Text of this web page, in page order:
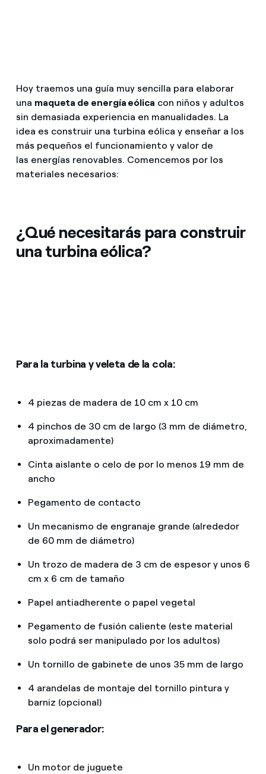
Ofertas para autónomos y Pymes
¿Gestionas varias comunidades de propietarios?
Compromiso
Blog
Estafas telefónicas
Hoy traemos una guía muy sencilla para elaborar
una maqueta de energía eólica con niños y adultos
sin demasiada experiencia en manualidades. La
idea es construir una turbina eólica y enseñar a los
más pequeños el funcionamiento y valor de
las energías renovables. Comencemos por los
materiales necesarios:
¿Qué necesitarás para construir
una turbina eólica?
Para la turbina y veleta de la cola:
4 piezas de madera de 10 cm x 10 cm
4 pinchos de 30 cm de largo (3 mm de diámetro,
aproximadamente)
Cinta aislante o celo de por lo menos 19 mm de
ancho
Pegamento de contacto
Un mecanismo de engranaje grande (alrededor
de 60 mm de diámetro)
Un trozo de madera de 3 cm de espesor y unos 6
cm x 6 cm de tamaño
Papel antiadherente o papel vegetal
Pegamento de fusión caliente (este material
solo podrá ser manipulado por los adultos)
Un tornillo de gabinete de unos 35 mm de largo
4 arandelas de montaje del tornillo pintura y
barniz (opcional)
Para el generador:
Un motor de juguete